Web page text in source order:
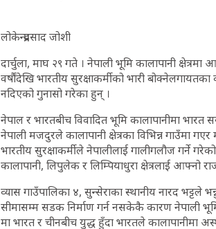
लोकेन्द्रप्रसाद जोशी
दार्चुला, माघ २९ गते । नेपाली भूमि कालापानी
वर्षौंदेखि भारतीय सुरक्षाकर्मीको भारी
नदिएको गुनासो गरेका हुन् ।
नेपाल र भारतबीच विवादित भूमि कालापानीमा
नेपाली मजदुरले कालापानी क्षेत्रका विभिन्न गाउँमा
भारतीय सुरक्षाकर्मीले नेपालीलाई गालीगलौज गर्ने
कालापानी, लिपुलेक र लिम्पियाधुरा क्षेत्रलाई आफ्नो
व्यास गाउँपालिका ४, सुन्सेराका स्थानीय नारद भट्टले
सीमासम्म सडक निर्माण गर्न नसकेकै कारण नेपाली
मा भारत र चीनबीच युद्ध हुँदा भारतले कालापानीमा